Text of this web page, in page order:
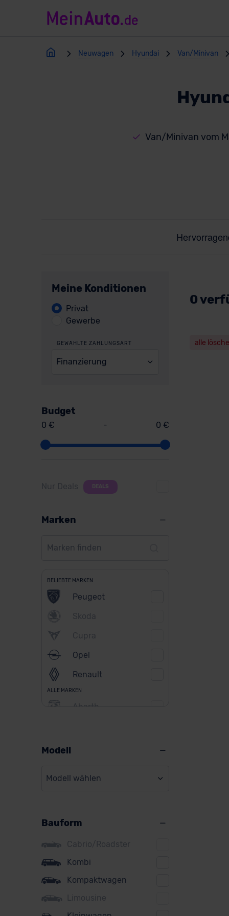
Neuwagen Hyundai Van/Minivan
Van/Minivan vom
Meine Konditionen
Privat
Gewerbe
GEWÄHLTE ZAHLUNGSART
Finanzierung
Budget
0 € - 0 €
Nur Deals DEALS
Marken
BELIEBTE MARKEN
Peugeot
Skoda
Cupra
Opel
Renault
ALLE MARKEN
Abarth
BMW
Citroen
Cupra
DS
Dacia
Fiat
Modell
Modell wählen
Bauform
Cabrio/Roadster
Kombi
Kompaktwagen
Limousine
0
alle